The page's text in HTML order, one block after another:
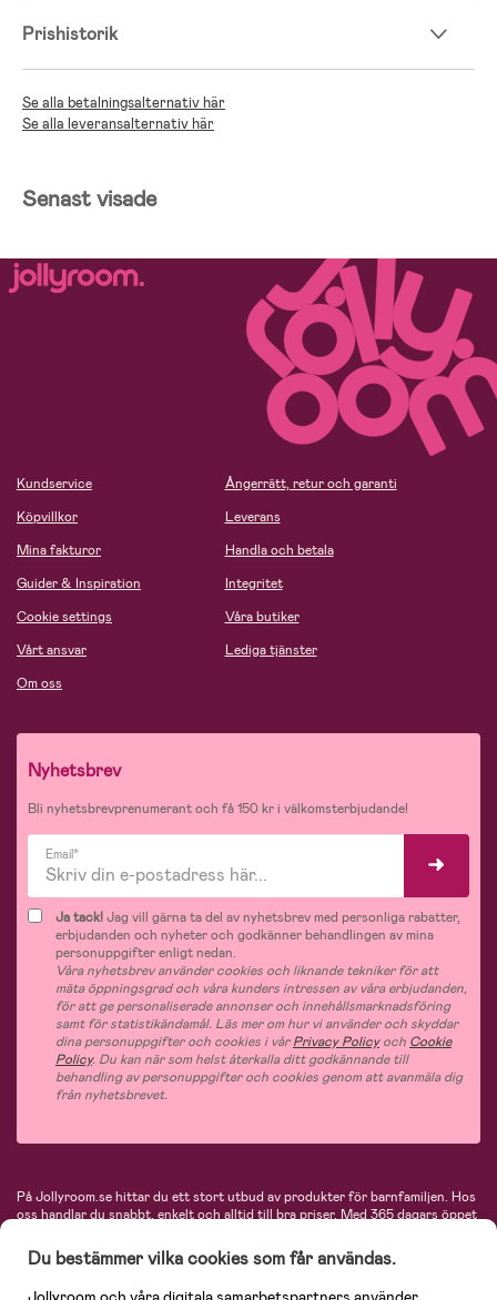
Prishistorik
Se alla betalningsalternativ här
Se alla leveransalternativ här
Senast visade
Kundservice
Köpvillkor
Mina fakturor
Guider & Inspiration
Cookie settings
Vårt ansvar
Om oss
Ångerrätt, retur och garanti
Leverans
Handla och betala
Integritet
Våra butiker
Lediga tjänster
Nyhetsbrev
Bli nyhetsbrevprenumerant och få 150 kr i välkomsterbjudande!
Email*
Ja tack!Jag vill gärna ta del av nyhetsbrev med personliga rabatter,
erbjudanden och nyheter och godkänner behandlingen av mina
personuppgifter enligt nedan.
Våra nyhetsbrev använder cookies och liknande tekniker för att
mäta öppningsgrad och våra kunders intressen av våra erbjudanden,
för att ge personaliserade annonser och innehållsmarknadsföring
samt för statistikändamål. Läs mer om hur vi använder och skyddar
dina personuppgifter och cookies i vårPrivacy Policyoch Cookie
Policy. Du kan när som helst återkalla ditt godkännande till
behandling av personuppgifter och cookies genom att avanmäla dig
från nyhetsbrevet.
På Jollyroom.se hittar du ett stort utbud av produkter för barnfamiljen. Hos
oss handlar du snabbt, enkelt och alltid till bra priser. Med 365 dagars öppet
hos oss. I vårt sortiment hittar du barnvagnar, bilstolar, kläder för barn och
baby, produkter för mamman, massor av inspirerande inredning, leksaker,
Du bestämmer vilka cookies som får användas.